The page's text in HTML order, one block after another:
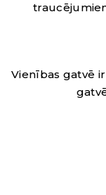
Vienības gatvē